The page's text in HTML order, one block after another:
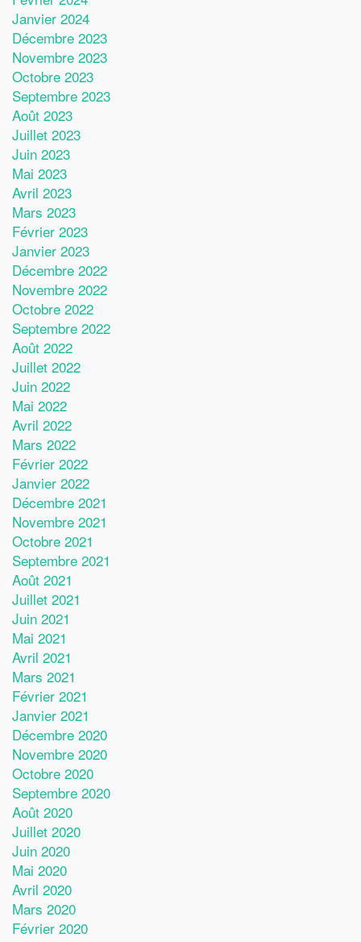
Janvier 2024
Décembre 2023
Novembre 2023
Octobre 2023
Septembre 2023
Août 2023
Juillet 2023
Juin 2023
Mai 2023
Avril 2023
Mars 2023
Février 2023
Janvier 2023
Décembre 2022
Novembre 2022
Octobre 2022
Septembre 2022
Août 2022
Juillet 2022
Juin 2022
Mai 2022
Avril 2022
Mars 2022
Février 2022
Janvier 2022
Décembre 2021
Novembre 2021
Octobre 2021
Septembre 2021
Août 2021
Juillet 2021
Juin 2021
Mai 2021
Avril 2021
Mars 2021
Février 2021
Janvier 2021
Décembre 2020
Novembre 2020
Octobre 2020
Septembre 2020
Août 2020
Juillet 2020
Juin 2020
Mai 2020
Avril 2020
Mars 2020
Février 2020